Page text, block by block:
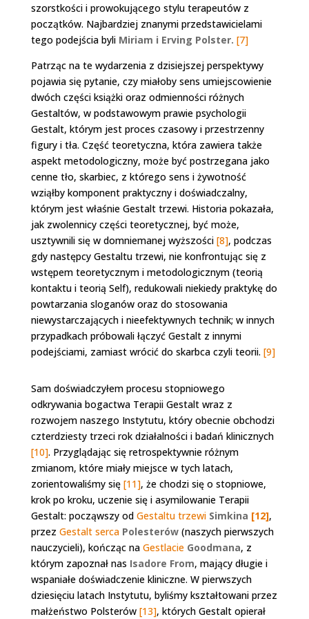
szorstkości i prowokującego stylu terapeutów z
początków. Najbardziej znanymi przedstawicielami
tego podejścia byli Miriam i Erving Polster. [7]
Patrząc na te wydarzenia z dzisiejszej perspektywy
pojawia się pytanie, czy miałoby sens umiejscowienie
dwóch części książki oraz odmienności różnych
Gestaltów, w podstawowym prawie psychologii
Gestalt, którym jest proces czasowy i przestrzenny
figury i tła. Część teoretyczna, która zawiera także
aspekt metodologiczny, może być postrzegana jako
cenne tło, skarbiec, z którego sens i żywotność
wziąłby komponent praktyczny i doświadczalny,
którym jest właśnie Gestalt trzewi. Historia pokazała,
jak zwolennicy części teoretycznej, być może,
usztywnili się w domniemanej wyższości [8], podczas
gdy następcy Gestaltu trzewi, nie konfrontując się z
wstępem teoretycznym i metodologicznym (teorią
kontaktu i teorią Self), redukowali niekiedy praktykę do
powtarzania sloganów oraz do stosowania
niewystarczających i nieefektywnych technik; w innych
przypadkach próbowali łączyć Gestalt z innymi
podejściami, zamiast wrócić do skarbca czyli teorii. [9]
Sam doświadczyłem procesu stopniowego
odkrywania bogactwa Terapii Gestalt wraz z
rozwojem naszego Instytutu, który obecnie obchodzi
czterdziesty trzeci rok działalności i badań klinicznych
[10]. Przyglądając się retrospektywnie różnym
zmianom, które miały miejsce w tych latach,
zorientowaliśmy się [11], że chodzi się o stopniowe,
krok po kroku, uczenie się i asymilowanie Terapii
Gestalt: począwszy od Gestaltu trzewi Simkina [12],
przez Gestalt serca Polesterów(naszych pierwszych
nauczycieli), kończąc na Gestlacie Goodmana, z
którym zapoznał nas Isadore From, mający długie i
wspaniałe doświadczenie kliniczne. W pierwszych
dziesięciu latach Instytutu, byliśmy kształtowani przez
małżeństwo Polsterów[13], których Gestalt opierał